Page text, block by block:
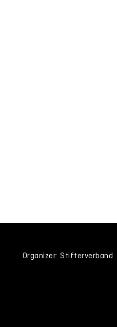
Organizer: Stifterverband